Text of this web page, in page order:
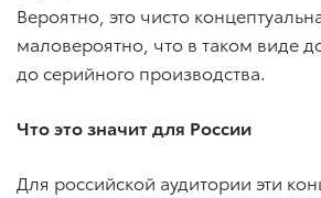
Вероятно, это чисто
маловероятно, что в таком виде
до серийного производства.
Что это значит для России
Для российской аудитории эти